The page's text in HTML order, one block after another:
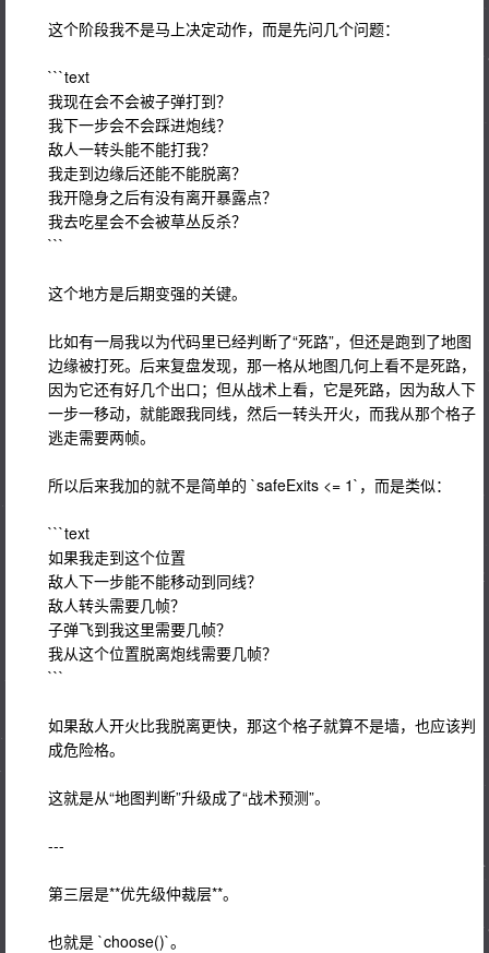
这个阶段我不是马上决定动作，而是先问几个问题：
```text
我现在会不会被子弹打到？
我下一步会不会踩进炮线？
敌人一转头能不能打我？
我走到边缘后还能不能脱离？
我开隐身之后有没有离开暴露点？
我去吃星会不会被草丛反杀？
```
这个地方是后期变强的关键。
比如有一局我以为代码里已经判断了“死路”，但还是跑到了地图
边缘被打死。后来复盘发现，那一格从地图几何上看不是死路，
因为它还有好几个出口；但从战术上看，它是死路，因为敌人下
一步一移动，就能跟我同线，然后一转头开火，而我从那个格子
逃走需要两帧。
所以后来我加的就不是简单的 `safeExits <= 1`，而是类似：
```text
如果我走到这个位置
敌人下一步能不能移动到同线？
敌人转头需要几帧？
子弹飞到我这里需要几帧？
我从这个位置脱离炮线需要几帧？
```
如果敌人开火比我脱离更快，那这个格子就算不是墙，也应该判
成危险格。
这就是从“地图判断”升级成了“战术预测”。
---
第三层是**优先级仲裁层**。
也就是 `choose()`。